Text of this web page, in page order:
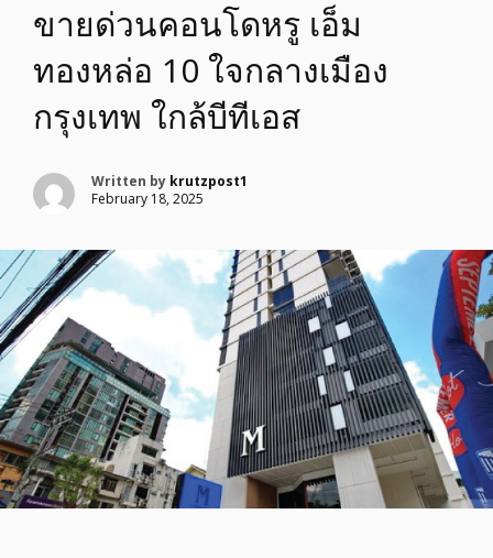
ขายด่วนคอนโดหรู เอ็ม
ทองหล่อ 10 ใจกลางเมือง
กรุงเทพ ใกล้บีทีเอส
Written by krutzpost1
February 18, 2025